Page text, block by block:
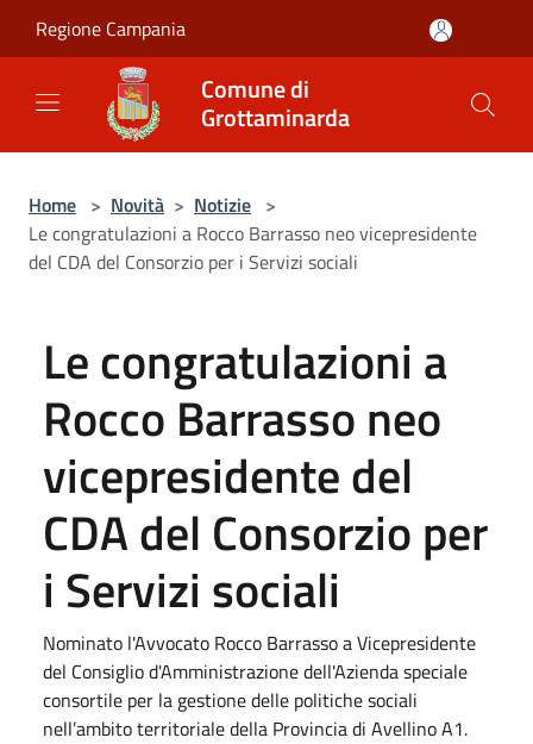
Regione Campania
Comune di
Grottaminarda
Home > Novità > Notizie >
Le congratulazioni a Rocco Barrasso neo vicepresidente
del CDA del Consorzio per i Servizi sociali
Le congratulazioni a
Rocco Barrasso neo
vicepresidente del
CDA del Consorzio per
i Servizi sociali
Nominato l'Avvocato Rocco Barrasso a Vicepresidente
del Consiglio d'Amministrazione dell'Azienda speciale
consortile per la gestione delle politiche sociali
nell’ambito territoriale della Provincia di Avellino A1.